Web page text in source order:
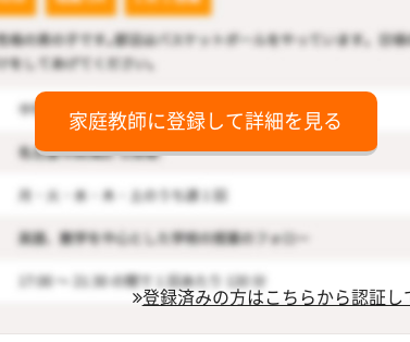
家庭教師に登録して詳細を見る
登録済みの方はこちらから認証し